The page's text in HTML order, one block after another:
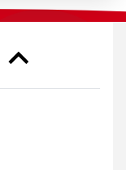
men også
– en perfekt
malerplader.